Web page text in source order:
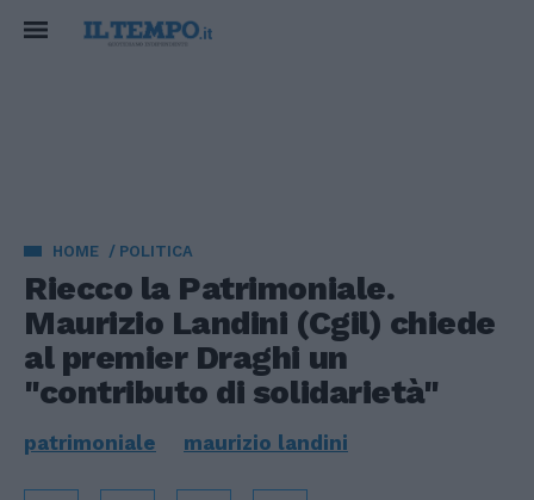
HOME POLITICA
Riecco la Patrimoniale.
Maurizio Landini (Cgil) chiede
al premier Draghi un
"contributo di solidarietà"
patrimoniale maurizio landini